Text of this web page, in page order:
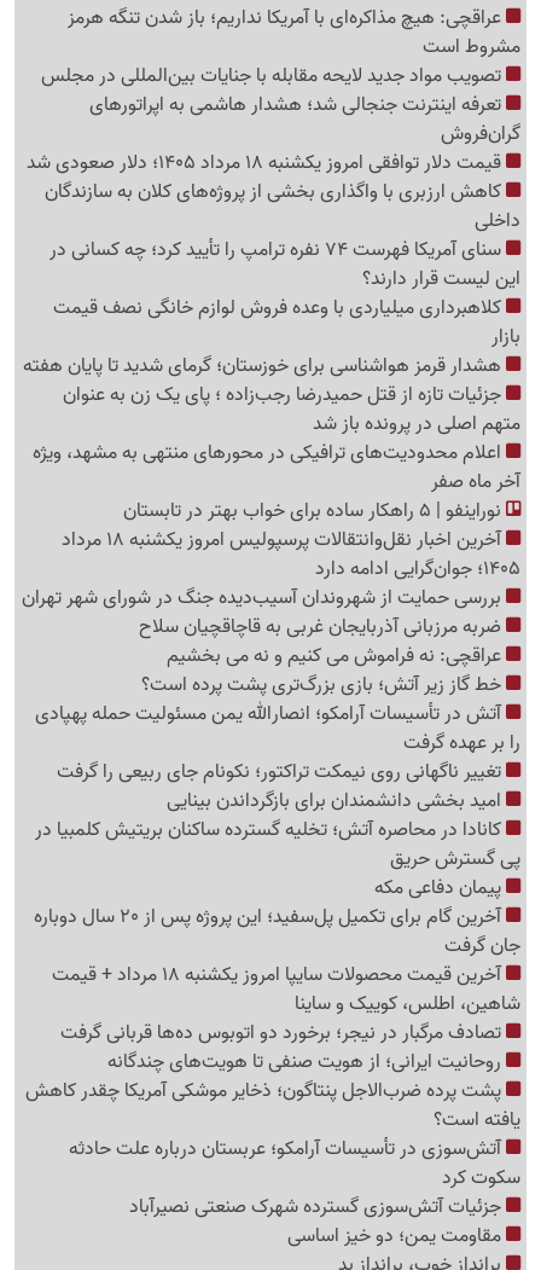
عراقچی: هیچ مذاکره‌ای با آمریکا نداریم؛ باز شدن تنگه هرمز
مشروط است
تصویب مواد جدید لایحه مقابله با جنایات بین‌المللی در مجلس
تعرفه اینترنت جنجالی شد؛ هشدار هاشمی به اپراتورهای
گرا‌ن‌فروش
قیمت دلار توافقی امروز یکشنبه 18 مرداد 1405؛ دلار صعودی شد
کاهش ارزبری با واگذاری بخشی از پروژه‌های کلان به سازندگان
داخلی
سنای آمریکا فهرست 74 نفره ترامپ را تأیید کرد؛ چه کسانی در
این لیست قرار دارند؟
کلاهبرداری میلیاردی با وعده فروش لوازم خانگی نصف قیمت
بازار
هشدار قرمز هواشناسی برای خوزستان؛ گرمای شدید تا پایان هفته
جزئیات تازه از قتل حمیدرضا رجب‌زاده ؛ پای یک زن به عنوان
متهم اصلی در پرونده باز شد
اعلام محدودیت‌های ترافیکی در محورهای منتهی به مشهد، ویژه
آخر ماه صفر
نوراینفو | 5 راهکار ساده برای خواب بهتر در تابستان
آخرین اخبار نقل‌وانتقالات پرسپولیس امروز یکشنبه 18 مرداد
1405؛ جوان‌گرایی ادامه دارد
بررسی حمایت از شهروندان آسیب‌دیده جنگ در شورای شهر تهران
ضربه مرزبانی آذربایجان غربی به قاچاقچیان سلاح
عراقچی: نه فراموش می کنیم و نه می بخشیم
خط گاز زیر آتش؛ بازی بزرگ‌تری پشت پرده است؟
آتش در تأسیسات آرامکو؛ انصارالله یمن مسئولیت حمله پهپادی
را بر عهده گرفت
تغییر ناگهانی روی نیمکت تراکتور؛ نکونام جای ربیعی را گرفت
امید بخشی دانشمندان برای بازگرداندن بینایی
کانادا در محاصره آتش؛ تخلیه گسترده ساکنان بریتیش کلمبیا در
پی گسترش حریق
پیمان دفاعی مکه
آخرین گام برای تکمیل پل‌سفید؛ این پروژه پس از 20 سال دوباره
جان گرفت
آخرین قیمت محصولات سایپا امروز یکشنبه 18 مرداد + قیمت
شاهین، اطلس، کوییک و ساینا
تصادف مرگبار در نیجر؛ برخورد دو اتوبوس ده‌ها قربانی گرفت
روحانیت ایرانی؛ از هویت صنفی تا هویت‌های چندگانه
پشت پرده ضرب‌الاجل پنتاگون؛ ذخایر موشکی آمریکا چقدر کاهش
یافته است؟
آتش‌سوزی در تأسیسات آرامکو؛ عربستان درباره علت حادثه
سکوت کرد
جزئیات آتش‌سوزی گسترده شهرک صنعتی نصیرآباد
مقاومت یمن؛ دو خیز اساسی